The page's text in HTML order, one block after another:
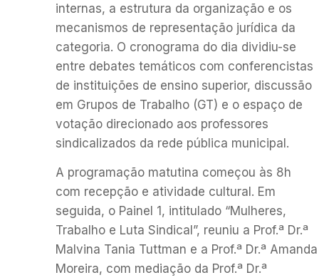
internas, a estrutura da organização e os
mecanismos de representação jurídica da
categoria. O cronograma do dia dividiu-se
entre debates temáticos com conferencistas
de instituições de ensino superior, discussão
em Grupos de Trabalho (GT) e o espaço de
votação direcionado aos professores
sindicalizados da rede pública municipal.
A programação matutina começou às 8h
com recepção e atividade cultural. Em
seguida, o Painel 1, intitulado “Mulheres,
Trabalho e Luta Sindical”, reuniu a Prof.ª Dr.ª
Malvina Tania Tuttman e a Prof.ª Dr.ª Amanda
Moreira, com mediação da Prof.ª Dr.ª